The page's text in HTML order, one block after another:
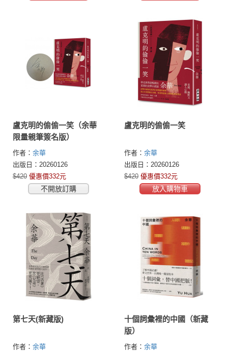
盧克明的偷偷一笑（余華
限量親筆簽名版）
作者： 余華
出版日：20260126
$420 優惠價332元
不開放訂購
盧克明的偷偷一笑
作者： 余華
出版日：20260126
$420 優惠價332元
放入購物車
第七天(新藏版)
作者： 余華
十個詞彙裡的中國（新藏
版）
作者： 余華